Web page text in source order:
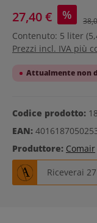
27,40 € %
Contenuto: 5 liter
Prezzi incl. IVA più
Attualmente non
Codice prodotto:
EAN:
Produttore: Comair
Riceverai